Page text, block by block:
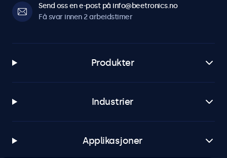
Send oss en e-post på info@beetronics.no
Få svar innen 2 arbeidstimer
Produkter
Industrier
Applikasjoner